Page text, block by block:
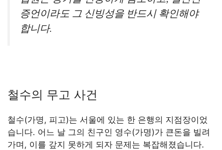
증언이라도 그 신빙성을 반드시 확인해야
합니다.
철수의 무고 사건
철수(가명, 피고)는 서울에 있는 한 은행의 지점장이었
습니다. 어느 날 그의 친구인 영수(가명)가 큰돈을 빌려
가며, 이를 갚지 못하게 되자 문제는 복잡해졌습니다.